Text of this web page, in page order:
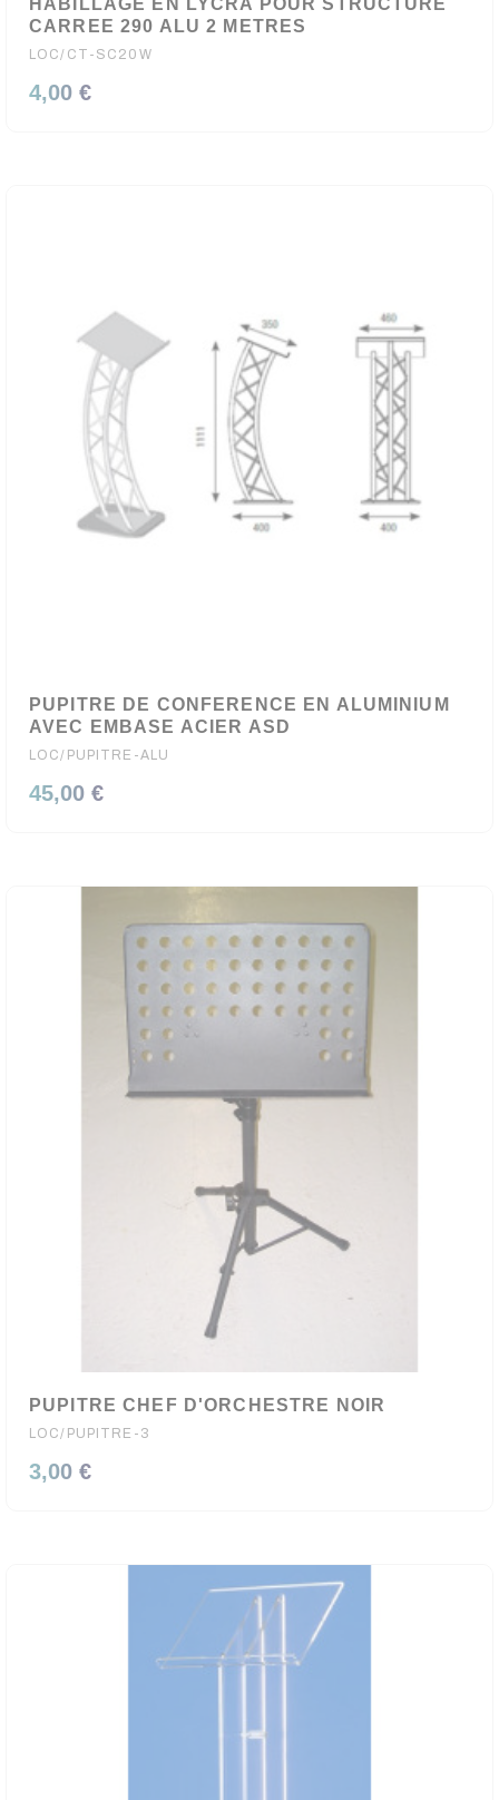
HABILLAGE EN LYCRA POUR STRUCTURE
CARREE 290 ALU 2 METRES
LOC/CT-SC20W
4,00 €
PUPITRE DE CONFERENCE EN ALUMINIUM
AVEC EMBASE ACIER ASD
LOC/PUPITRE-ALU
45,00 €
PUPITRE CHEF D'ORCHESTRE NOIR
LOC/PUPITRE-3
3,00 €